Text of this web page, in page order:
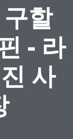
할
- 라
사